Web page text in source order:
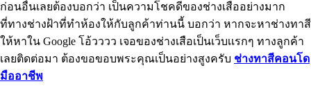
ก่อนอื่นเลยต้องบอกว่า เป็นความโชคดีของช่างเสืออย่างมาก
ที่ทางช่างฝ้าที่ทำห้องให้กับลูกค้าท่านนี้ บอกว่า หากจะหาช่างทาสี
ให้หาใน Google โอ้วววว เจอของช่างเสือเป็นเว็บเเรกๆ ทางลูกค้า
เลยติดต่อมา ต้องขอขอบพระคุณเป็นอย่างสูงครับ ช่างทาสีคอนโด
มืออาชีพ